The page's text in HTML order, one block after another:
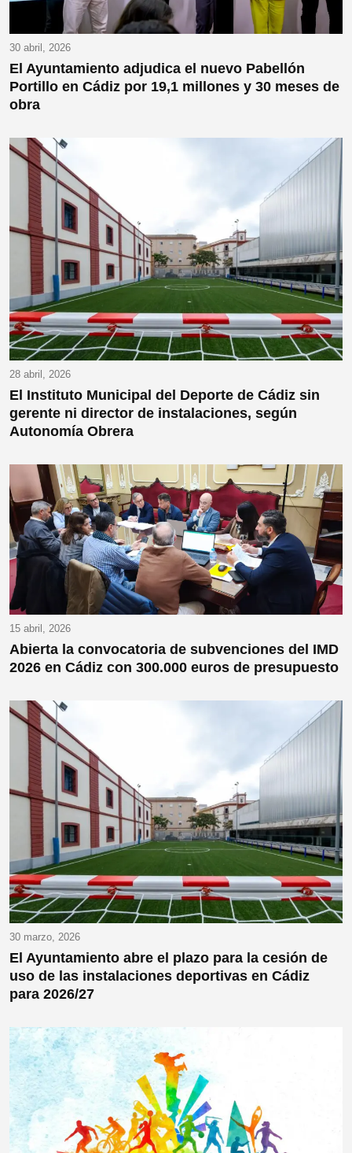
30 abril, 2026
El Ayuntamiento adjudica el nuevo Pabellón
Portillo en Cádiz por 19,1 millones y 30 meses de
obra
28 abril, 2026
El Instituto Municipal del Deporte de Cádiz sin
gerente ni director de instalaciones, según
Autonomía Obrera
15 abril, 2026
Abierta la convocatoria de subvenciones del IMD
2026 en Cádiz con 300.000 euros de presupuesto
30 marzo, 2026
El Ayuntamiento abre el plazo para la cesión de
uso de las instalaciones deportivas en Cádiz
para 2026/27